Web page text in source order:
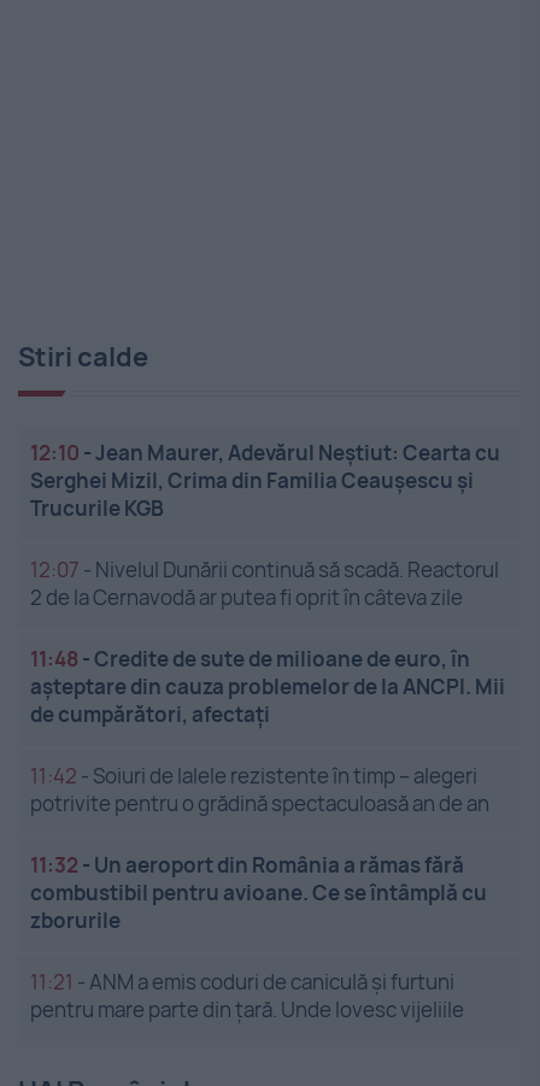
Stiri calde
12:10 -Jean Maurer, Adevărul Neștiut: Cearta cu
Serghei Mizil, Crima din Familia Ceaușescu și
Trucurile KGB
12:07 - Nivelul Dunării continuă să scadă. Reactorul
2 de la Cernavodă ar putea fi oprit în câteva zile
11:48 -Credite de sute de milioane de euro, în
așteptare din cauza problemelor de la ANCPI. Mii
de cumpărători, afectați
11:42 - Soiuri de lalele rezistente în timp – alegeri
potrivite pentru o grădină spectaculoasă an de an
11:32 - Un aeroport din România a rămas fără
combustibil pentru avioane. Ce se întâmplă cu
zborurile
11:21 -ANM a emis coduri de caniculă și furtuni
pentru mare parte din țară. Unde lovesc vijeliile